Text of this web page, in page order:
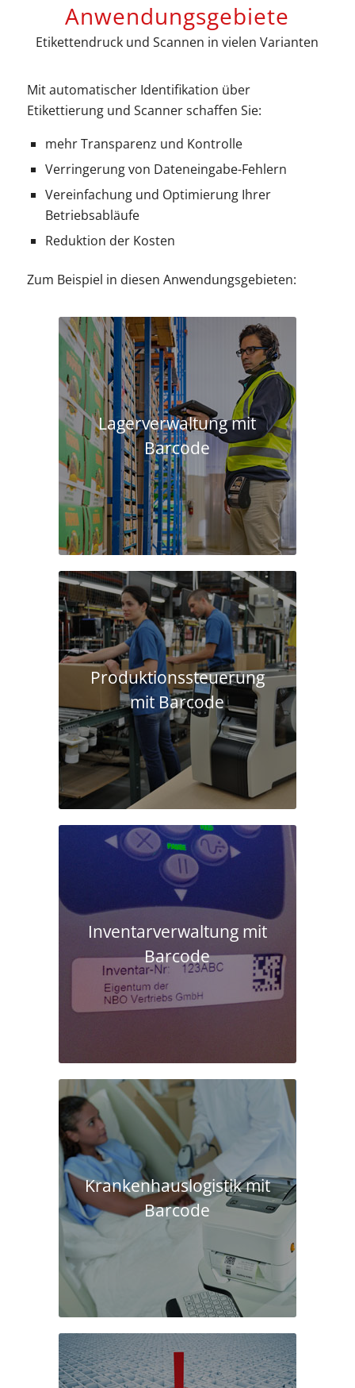
Anwendungsgebiete
Etikettendruck und Scannen in vielen Varianten
Mit automatischer Identifikation über
Etikettierung und Scanner schaffen Sie:
mehr Transparenz und Kontrolle
Verringerung von Dateneingabe-Fehlern
Vereinfachung und Optimierung Ihrer
Betriebsabläufe
Reduktion der Kosten
Zum Beispiel in diesen Anwendungsgebieten:
Lagerverwaltung mit
Barcode
Produktions­steuerung
mit Barcode
Inventarverwaltung mit
Barcode
Krankenhaus­logistik mit
Barcode